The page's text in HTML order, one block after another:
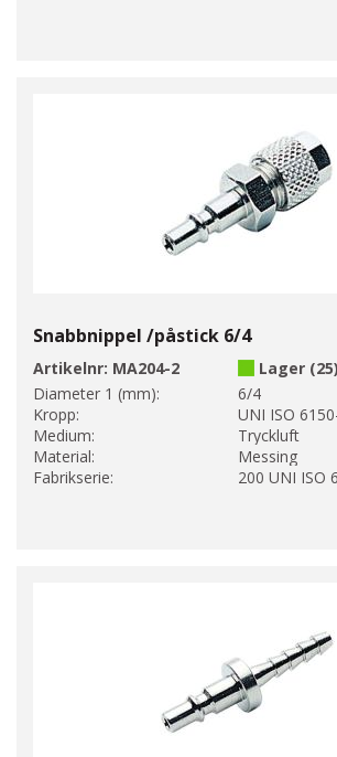
Snabbnippel /påstick 6/4
Artikelnr: MA204-2
Lager (25)
Diameter 1 (mm):
6/4
Kropp:
UNI ISO
Medium:
Tryckluft
Material:
Messing
Fabrikserie:
200 UNI ISO